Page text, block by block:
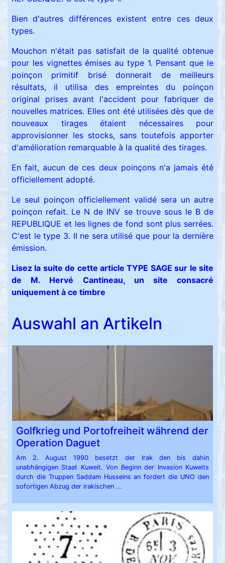
Bien d'autres différences existent entre ces deux
types.
Mouchon n'était pas satisfait de la qualité obtenue
pour les vignettes émises au type 1. Pensant que le
poinçon primitif brisé donnerait de meilleurs
résultats, il utilisa des empreintes du poinçon
original prises avant l'accident pour fabriquer de
nouvelles matrices. Elles ont été utilisées dès que de
nouveaux tirages étaient nécessaires pour
approvisionner les stocks, sans toutefois apporter
d'amélioration remarquable à la qualité des tirages.
En fait, aucun de ces deux poinçons n'a jamais été
officiellement adopté.
Le seul poinçon officiellement validé sera un autre
poinçon refait. Le N de INV se trouve sous le B de
REPUBLIQUE et les lignes de fond sont plus serrées.
C'est le type 3. Il ne sera utilisé que pour la dernière
émission.
Lisez la suite de cette article TYPE SAGE sur le site
de M. Hervé Cantineau, un site consacré
uniquement à ce timbre
Auswahl an Artikeln
Golfkrieg und Portofreiheit während der
Operation Daguet
Am 2. August 1990 besetzt der Irak den bis dahin
unabhängigen Staat Kuweit. Von Beginn der Invasion Kuweits
durch die Truppen Saddam Husseins an fordert die UNO den
sofortigen Abzug der irakischen ...